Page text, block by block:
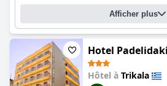
créant une atmosphère qui fait que les
eux. L'hôtel dispose d'une belle piscine
aussi impressionnants, offrant un
détendre après une longue journée
Dans l'ensemble, l'hôtel Aeton
pour ceux qui recherchent un séjour
Afficher plus
Hotel Padelidaki
Hôtel à Trikala